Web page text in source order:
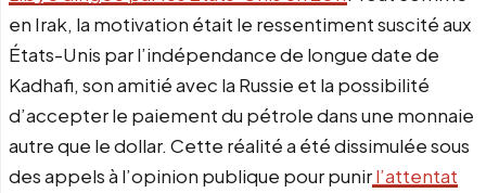
en Irak, la motivation était le ressentiment suscité aux
États-Unis par l’indépendance de longue date de
Kadhafi, son amitié avec la Russie et la possibilité
d’accepter le paiement du pétrole dans une monnaie
autre que le dollar. Cette réalité a été dissimulée sous
des appels à l’opinion publique pour punirl’attentat